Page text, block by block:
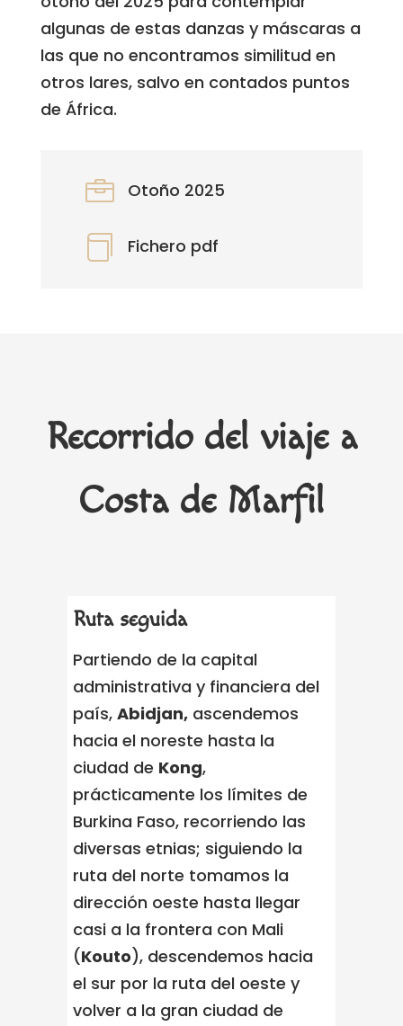
algunas de estas danzas y máscaras a
las que no encontramos similitud en
otros lares, salvo en contados puntos
de África.
 Otoño 2025
 Fichero pdf
Recorrido del viaje a
Costa de Marfil
Ruta seguida
Partiendo de la capital
administrativa y financiera del
país, Abidjan,ascendemos
hacia el noreste hasta la
ciudad de Kong,
prácticamente los límites de
Burkina Faso, recorriendo las
diversas etnias; siguiendo la
ruta del norte tomamos la
dirección oeste hasta llegar
casi a la frontera con Mali
(Kouto), descendemos hacia
el sur por la ruta del oeste y
volver a la gran ciudad de